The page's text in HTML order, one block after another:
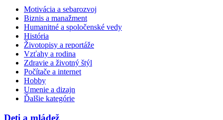
Motivácia a sebarozvoj
Biznis a manažment
Humanitné a spoločenské vedy
História
Životopisy a reportáže
Vzťahy a rodina
Zdravie a životný štýl
Počítače a internet
Hobby
Umenie a dizajn
Ďalšie kategórie
Deti a mládež